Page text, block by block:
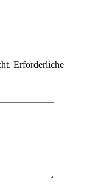
Erforderliche